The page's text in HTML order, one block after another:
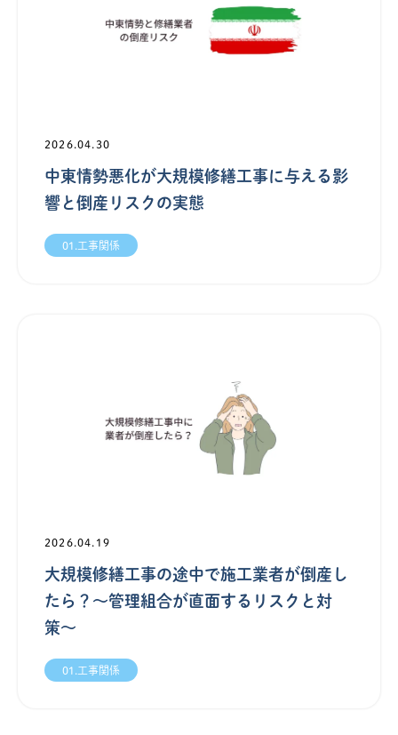
2026.04.30
中東情勢悪化が大規模修繕工事に与える影
響と倒産リスクの実態
01.工事関係
2026.04.19
大規模修繕工事の途中で施工業者が倒産し
たら？〜管理組合が直面するリスクと対
策〜
01.工事関係